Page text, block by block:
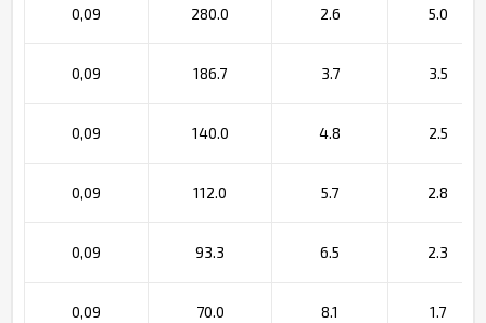
0,09 280.0 2.6 5.0
0,09 186.7 3.7 3.5
0,09 140.0 4.8 2.5
0,09 112.0 5.7 2.8
0,09 93.3 6.5 2.3
0,09 70.0 8.1 1.7